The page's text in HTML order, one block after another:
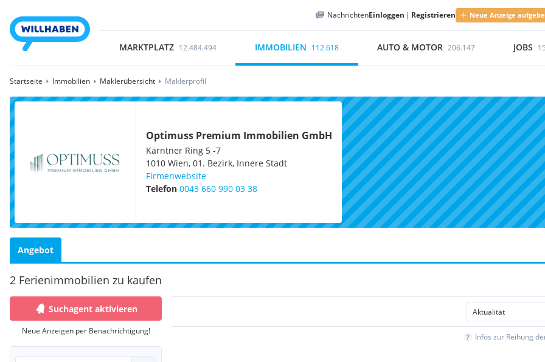
NachrichtenEinloggen | Registrieren Neue Anzeige
MARKTPLATZ 12.484.494 IMMOBILIEN 112.618 AUTO & MOTOR 206.147 JOBS
Startseite Immobilien Maklerübersicht Maklerprofil
Optimuss Premium Immobilien GmbH
Kärntner Ring 5 -7
1010 Wien, 01. Bezirk, Innere Stadt
Firmenwebsite
Telefon 0043 660 990 03 38
Angebot
2 Ferienimmobilien zu kaufen
Suchagent aktivieren
Neue Anzeigen per Benachrichtigung!
Infos zur Reihung